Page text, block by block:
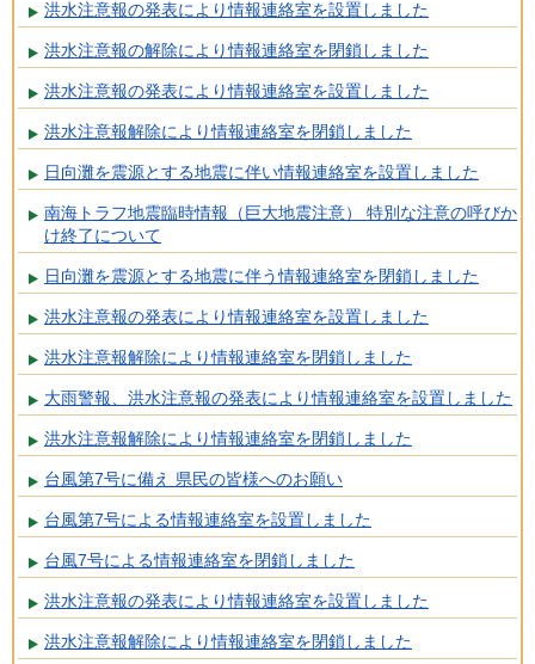
洪水注意報の発表により情報連絡室を設置しました
洪水注意報の解除により情報連絡室を閉鎖しました
洪水注意報の発表により情報連絡室を設置しました
洪水注意報解除により情報連絡室を閉鎖しました
日向灘を震源とする地震に伴い情報連絡室を設置しました
南海トラフ地震臨時情報（巨大地震注意） 特別な注意の呼びか
け終了について
日向灘を震源とする地震に伴う情報連絡室を閉鎖しました
洪水注意報の発表により情報連絡室を設置しました
洪水注意報解除により情報連絡室を閉鎖しました
大雨警報、洪水注意報の発表により情報連絡室を設置しました
洪水注意報解除により情報連絡室を閉鎖しました
台風第7号に備え 県民の皆様へのお願い
台風第7号による情報連絡室を設置しました
台風7号による情報連絡室を閉鎖しました
洪水注意報の発表により情報連絡室を設置しました
洪水注意報解除により情報連絡室を閉鎖しました